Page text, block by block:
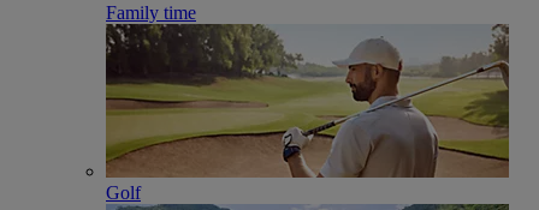
Family time
Golf